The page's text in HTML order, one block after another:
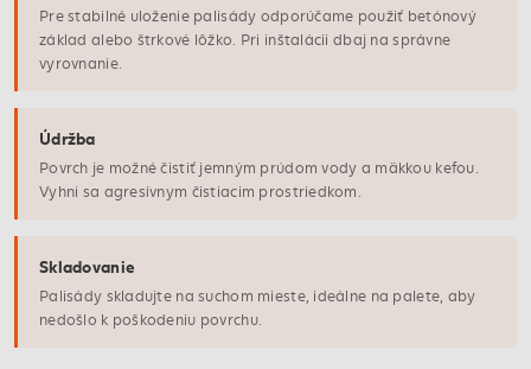
Pre stabilné uloženie palisády odporúčame použiť betónový
základ alebo štrkové lôžko. Pri inštalácii dbaj na správne
vyrovnanie.
Údržba
Povrch je možné čistiť jemným prúdom vody a mäkkou kefou.
Vyhni sa agresívnym čistiacim prostriedkom.
Skladovanie
Palisády skladujte na suchom mieste, ideálne na palete, aby
nedošlo k poškodeniu povrchu.